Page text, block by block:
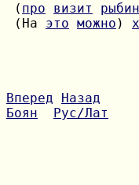
( про визит
(На это можно )
Вперед
Назад
Боян
Рус/Лат